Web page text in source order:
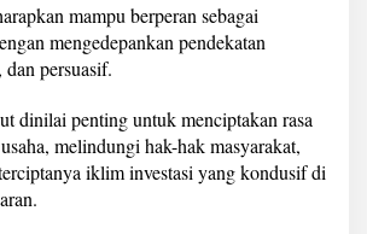
e
n
d
a
a
a
n
D
mampu berperan sebagai
mengedepankan pendekatan
persuasif.
dinilai penting untuk menciptakan rasa
melindungi hak-hak masyarakat,
iklim investasi yang kondusif di